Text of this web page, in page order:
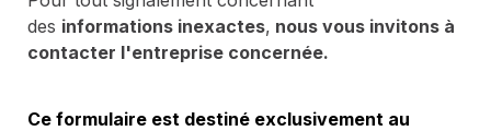
des informations inexactes, nous vous invitons à
contacter l'entreprise concernée.
Ce formulaire est destiné exclusivement au